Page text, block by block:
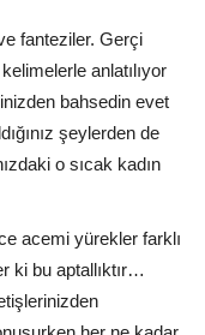
fanteziler. Gerçi
anlatılıyor
bahsedin evet
şeylerden de
o sıcak kadın
acemi yürekler farklı
ki bu aptallıktır…